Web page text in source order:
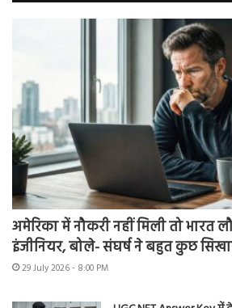
अमेरिका में नौकरी नहीं मिली तो भारत
इंजीनियर, बोले- संघर्ष ने बहुत कुछ
29 July 2026 - 8:00 PM